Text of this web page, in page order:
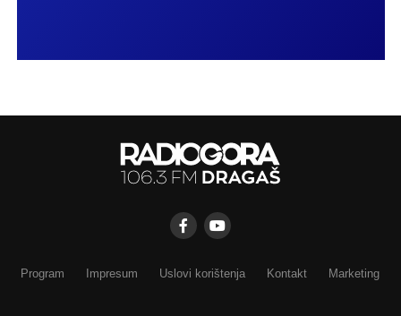
Program Impresum Uslovi korištenja Kontakt Marketing